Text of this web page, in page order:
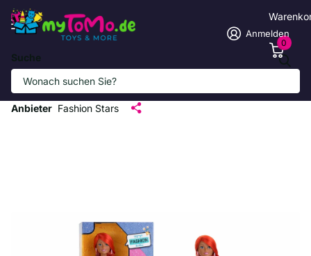
Suche
Anmelden
0
Stylische Modepuppe mit trendigem
Jeansoutfit
Anbieter Fashion Stars